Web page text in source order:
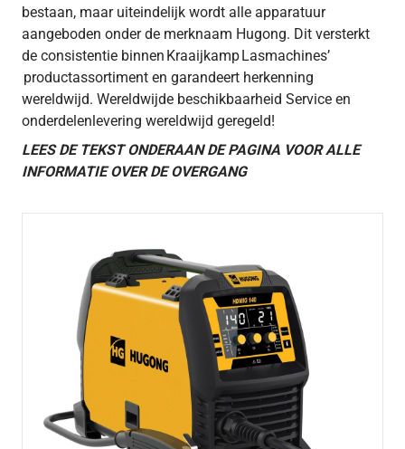
bestaan, maar uiteindelijk wordt alle apparatuur
aangeboden onder de merknaam Hugong. Dit versterkt
de consistentie binnen Kraaijkamp Lasmachines’
productassortiment en garandeert herkenning
wereldwijd. Wereldwijde beschikbaarheid Service en
onderdelenlevering wereldwijd geregeld!
LEES DE TEKST ONDERAAN DE PAGINA VOOR ALLE
INFORMATIE OVER DE OVERGANG